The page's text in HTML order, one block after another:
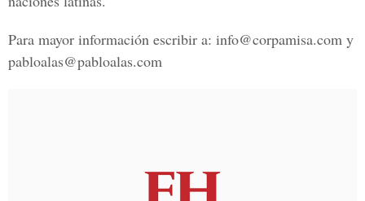
Para mayor información escribir a: info@corpamisa.com y
pabloalas@pabloalas.com